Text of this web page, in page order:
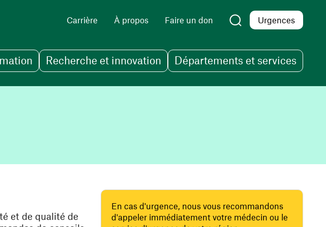
Carrière À propos Faire un don Urgences
Recherche et innovation Départements et services
et de qualité de
En cas d'urgence, nous vous recommandons
d'appeler immédiatement votre médecin ou le